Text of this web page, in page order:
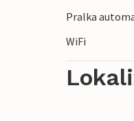
Pralka
WiFi